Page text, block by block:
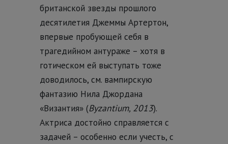
британской звезды прошлого
десятилетия Джеммы Артертон,
впервые пробующей себя в
трагедийном антураже – хотя в
готическом ей выступать тоже
доводилось, см. вампирскую
фантазию Нила Джордана
«Византия» (Byzantium, 2013).
Актриса достойно справляется с
задачей – особенно если учесть, с